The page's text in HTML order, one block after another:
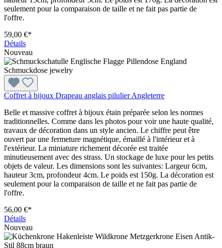
seulement pour la comparaison de taille et ne fait pas partie de
l'offre.
59,00 €*
Détails
Nouveau
Coffret à bijoux Drapeau anglais pilulier Angleterre
Belle et massive coffret à bijoux étain préparée selon les normes
traditionnelles. Comme dans les photos pour voir une haute qualité,
travaux de décoration dans un style ancien. Le chiffre peut être
ouvert par une fermeture magnétique, émaillé à l'intérieur et à
l'extérieur. La miniature richement décorée est traitée
minutieusement avec des strass. Un stockage de luxe pour les petits
objets de valeur. Les dimensions sont les suivantes: Largeur 6cm,
hauteur 3cm, profondeur 4cm. Le poids est 150g. La décoration est
seulement pour la comparaison de taille et ne fait pas partie de
l'offre.
56,00 €*
Détails
Nouveau